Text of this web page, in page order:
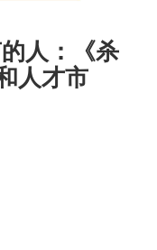
人：《杀
人才市